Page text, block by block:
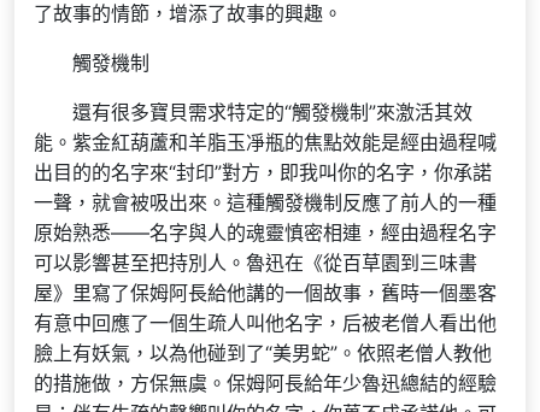
了故事的情節，增添了故事的興趣。
觸發機制
還有很多寶貝需求特定的“觸發機制”來激活其效
能。紫金紅葫蘆和羊脂玉凈瓶的焦點效能是經由過程喊
出目的的名字來“封印”對方，即我叫你的名字，你承諾
一聲，就會被吸出來。這種觸發機制反應了前人的一種
原始熟悉——名字與人的魂靈慎密相連，經由過程名字
可以影響甚至把持別人。魯迅在《從百草園到三味書
屋》里寫了保姆阿長給他講的一個故事，舊時一個墨客
有意中回應了一個生疏人叫他名字，后被老僧人看出他
臉上有妖氣，以為他碰到了“美男蛇”。依照老僧人教他
的措施做，方保無虞。保姆阿長給年少魯迅總結的經驗